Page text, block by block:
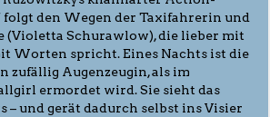
den Wegen der Taxifahrerin und
(Violetta Schurawlow), die lieber mit
Worten spricht. Eines Nachts ist die
zufällig Augenzeugin, als im
ermordet wird. Sie sieht das
– und gerät dadurch selbst ins Visier